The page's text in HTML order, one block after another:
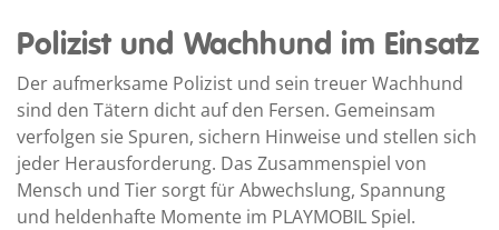
Polizist und Wachhund im Einsatz
Der aufmerksame Polizist und sein treuer Wachhund
sind den Tätern dicht auf den Fersen. Gemeinsam
verfolgen sie Spuren, sichern Hinweise und stellen sich
jeder Herausforderung. Das Zusammenspiel von
Mensch und Tier sorgt für Abwechslung, Spannung
und heldenhafte Momente im PLAYMOBIL Spiel.